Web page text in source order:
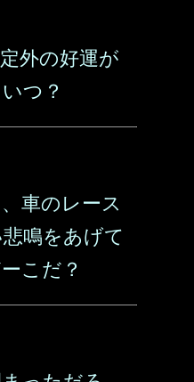
外の好運が
つ？
車のレース
鳴をあげて
こだ？